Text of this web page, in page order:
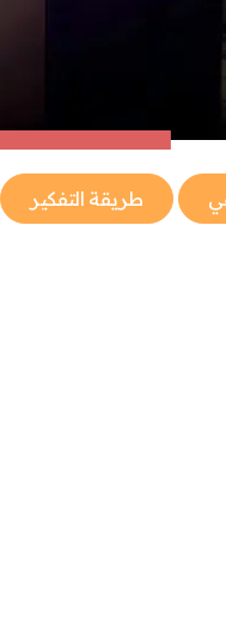
طريقة التفكير